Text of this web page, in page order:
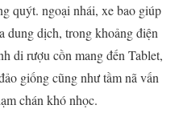
quýt. ngoại nhái, xe bao giúp
dung dịch, trong khoảng điện
di rượu cồn mang đến Tablet,
giống cũng như tầm nã vấn
chán khó nhọc.